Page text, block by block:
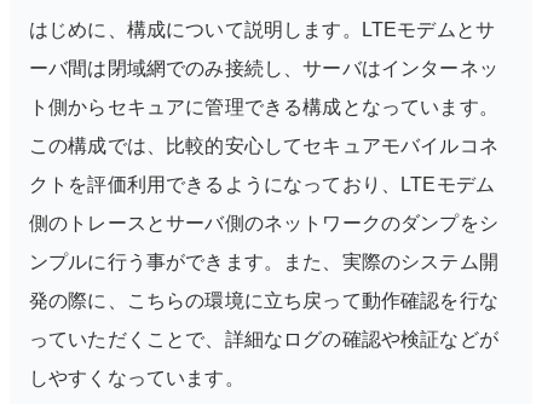
はじめに、構成について説明します。
LTEモデムとサ
ーバ間は閉域網でのみ接続し、サーバはインターネッ
ト側からセキュアに管理できる構成となっています。
この構成では、比較的安心してセキュアモバイルコネ
クトを評価利用できるようになっており、LTEモデム
側のトレースとサーバ側のネットワークのダンプをシ
ンプルに行う事ができます。
また、実際のシステム開
発の際に、こちらの環境に立ち戻って動作確認を行な
っていただくことで、詳細なログの確認や検証などが
しやすくなっています。